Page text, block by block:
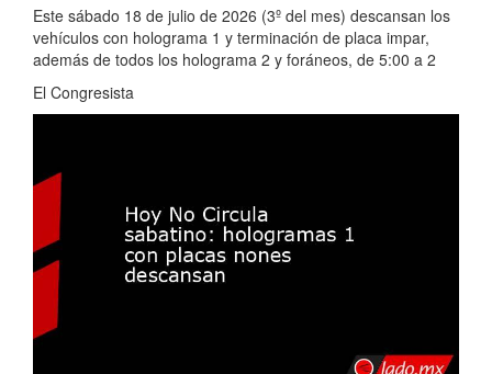
Este sábado 18 de julio de 2026 (3º del mes) descansan los
vehículos con holograma 1 y terminación de placa impar,
además de todos los holograma 2 y foráneos, de 5:00 a 2
El Congresista